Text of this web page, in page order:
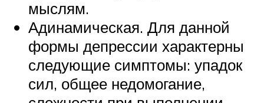
мыслям.
Адинамическая. Для данной
формы депрессии характерны
следующие симптомы: упадок
сил, общее недомогание,